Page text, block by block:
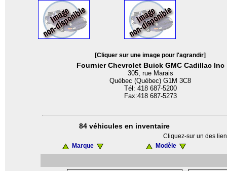
[Cliquer sur une image pour l'agrandir]
Fournier Chevrolet Buick GMC Cadillac Inc
305, rue Marais
Québec (Québec) G1M 3C8
Tél: 418 687-5200
Fax:418 687-5273
84 véhicules en inventaire
Cliquez-sur un des
Marque
Modèle